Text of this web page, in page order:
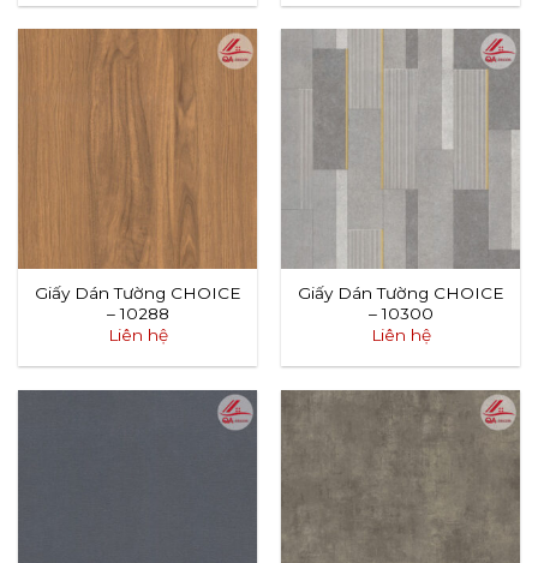
Giấy Dán Tường CHOICE
– 10288
Liên hệ
Giấy Dán Tường CHOICE
– 10300
Liên hệ